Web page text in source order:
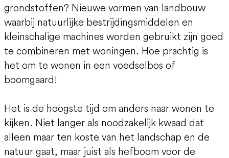
grondstoffen? Nieuwe vormen van landbouw
waarbij natuurlijke bestrijdingsmiddelen en
kleinschalige machines worden gebruikt zijn goed
te combineren met woningen. Hoe prachtig is
het om te wonen in een voedselbos of
boomgaard!
Het is de hoogste tijd om anders naar wonen te
kijken. Niet langer als noodzakelijk kwaad dat
alleen maar ten koste van het landschap en de
natuur gaat, maar juist als hefboom voor de